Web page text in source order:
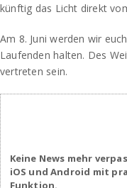
künftig das Licht direkt
Am 8. Juni werden wir
Laufenden halten. Des
vertreten sein.
Keine News mehr
iOS und Android mit
Funktion.